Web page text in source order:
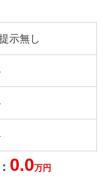
示無し
0.0万円